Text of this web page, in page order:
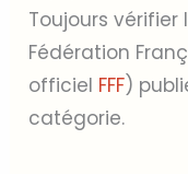
Toujours
Fédération
officiel FFF)
catégorie.